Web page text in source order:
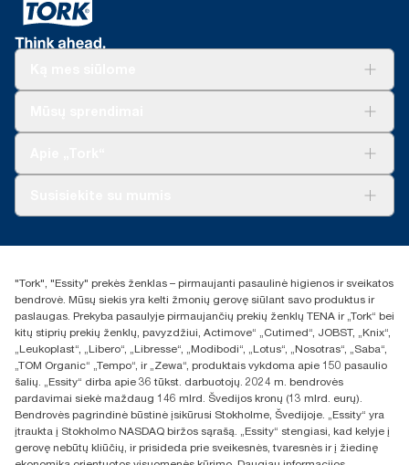
+370 5 268 3455
UAB Essity Lithuania
Naugarduko g. 98
LT-03160 Vilnius, Lietuva
"Tork", "Essity" prekės ženklas – pirmaujanti pasaulinė higienos ir sveikatos
bendrovė. Mūsų siekis yra kelti žmonių gerovę siūlant savo produktus ir
paslaugas. Prekyba pasaulyje pirmaujančių prekių ženklų TENA ir „Tork“ bei
kitų stiprių prekių ženklų, pavyzdžiui, Actimove“ „Cutimed“, JOBST, „Knix“,
„Leukoplast“, „Libero“, „Libresse“, „Modibodi“, „Lotus“, „Nosotras“, „Saba“,
„TOM Organic“ „Tempo“, ir „Zewa“, produktais vykdoma apie 150 pasaulio
šalių. „Essity“ dirba apie 36 tūkst. darbuotojų. 2024 m. bendrovės
pardavimai siekė maždaug 146 mlrd. Švedijos kronų (13 mlrd. eurų).
Bendrovės pagrindinė būstinė įsikūrusi Stokholme, Švedijoje. „Essity“ yra
įtraukta į Stokholmo NASDAQ biržos sąrašą. „Essity“ stengiasi, kad kelyje į
gerovę nebūtų kliūčių, ir prisideda prie sveikesnės, tvaresnės ir į žiedinę